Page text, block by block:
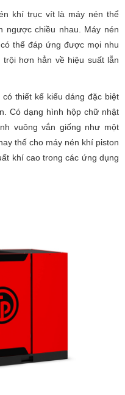
khí trục vít là máy nén thể
ngược chiều nhau. Máy nén
thể đáp ứng được mọi nhu
hơn hẳn về hiệu suất lẫn
thiết kế kiểu dáng đặc biệt
Có dạng hình hộp chữ nhật
vuông vắn giống như một
thế cho máy nén khí piston
khí cao trong các ứng dụng